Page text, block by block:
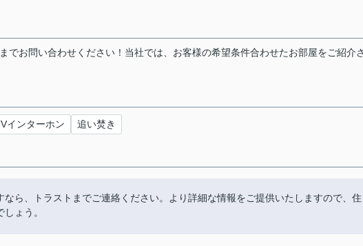
でお問い合わせください！当社では、お客様の希望条件合わせたお部屋をご紹介
インターホン 追い焚き
ら、トラストまでご連絡ください。より詳細な情報をご提供いたしますので、
ょう。